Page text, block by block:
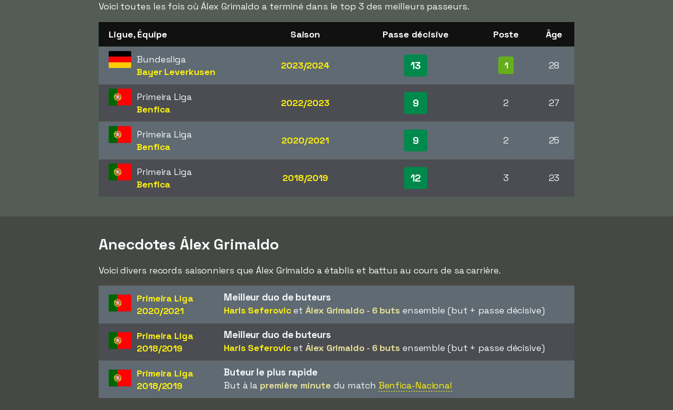
Voici toutes les fois où Álex Grimaldo a terminé dans le top 3 des meilleurs passeurs.
Ligue, Équipe Saison Passe décisive Poste Âge
Bundesliga
Bayer Leverkusen
2023/2024 13 1 28
Primeira Liga
Benfica
2022/2023 9 2 27
Primeira Liga
Benfica
2020/2021 9 2 25
Primeira Liga
Benfica
2018/2019 12 3 23
Anecdotes Álex Grimaldo
Voici divers records saisonniers que Álex Grimaldo a établis et battus au cours de sa carrière.
Primeira Liga
2020/2021
Meilleur duo de buteurs
Haris Seferovic etÁlex Grimaldo- 6 buts ensemble (but + passe décisive)
Primeira Liga
2018/2019
Meilleur duo de buteurs
Haris Seferovic etÁlex Grimaldo- 6 buts ensemble (but + passe décisive)
Primeira Liga
2018/2019
Buteur le plus rapide
But à la première minute du match Benfica-Nacional